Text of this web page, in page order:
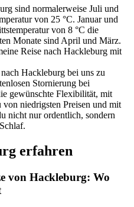
sind normalerweise Juli und
von 25 °C. Januar und
von 8 °C die
Monate sind April und März.
Reise nach Hackleburg mit
Hackleburg bei uns zu
Stornierung bei
gewünschte Flexibilität, mit
von niedrigsten Preisen und mit
nicht nur ordentlich, sondern
erfahren
von Hackleburg: Wo